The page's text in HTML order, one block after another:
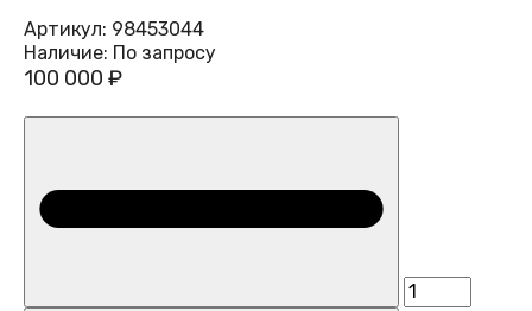
Артикул: 98453044
Наличие: По запросу
100 000 ₽